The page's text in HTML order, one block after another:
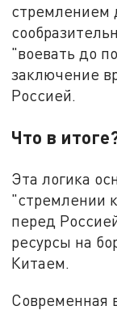
стремлением
"воевать до
заключение
Россией.
Что в
Эта логика
"стремлении
перед
ресурсы на
Китаем.
Современная